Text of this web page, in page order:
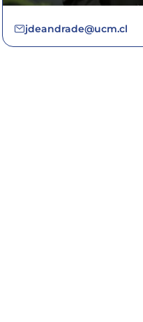
jdeandrade@ucm.cl